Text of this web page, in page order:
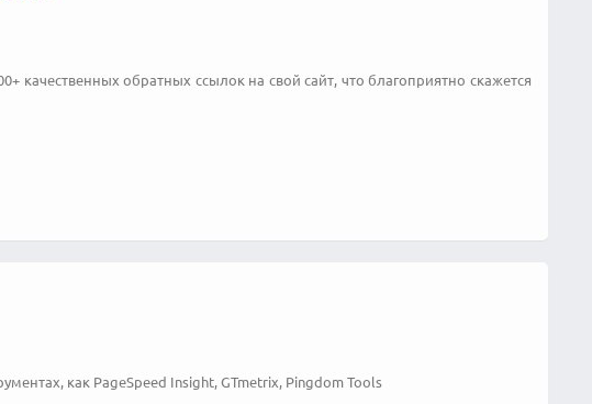
качественных обратных ссылок на свой сайт, что благоприятно скажется
как PageSpeed Insight, GTmetrix, Pingdom Tools